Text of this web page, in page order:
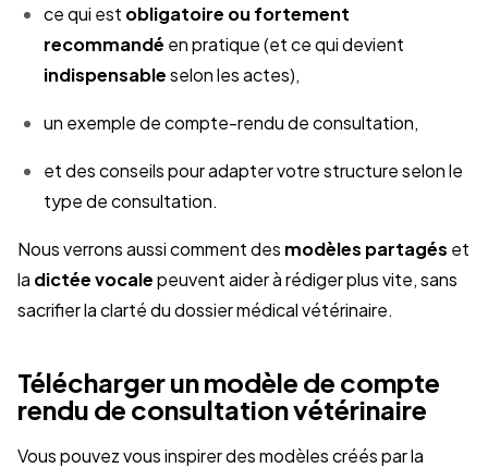
ce qui est obligatoire ou fortement
recommandé en pratique (et ce qui devient
indispensableselon les actes),
un exemple de compte-rendu de consultation,
et des conseils pour adapter votre structure selon le
type de consultation.
Nous verrons aussi comment des modèles partagés et
la dictée vocalepeuvent aider à rédiger plus vite, sans
sacrifier la clarté du dossier médical vétérinaire.
Télécharger un modèle de compte
rendu de consultation vétérinaire
Vous pouvez vous inspirer des modèles créés par la